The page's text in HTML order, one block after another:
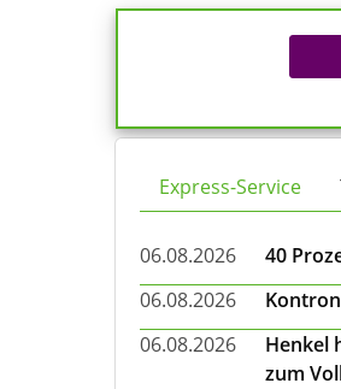
Express-Service
06.08.2026
40
06.08.2026
06.08.2026
Henkel
zum